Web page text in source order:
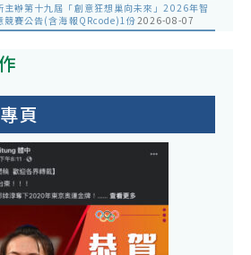
主辦第十九屆「創意狂想巢向未來」2026年智
競賽公告(含海報QRcode)1份2026-08-07
頁